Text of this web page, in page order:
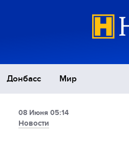
Донбасс Мир
08 Июня 05:14
Новости